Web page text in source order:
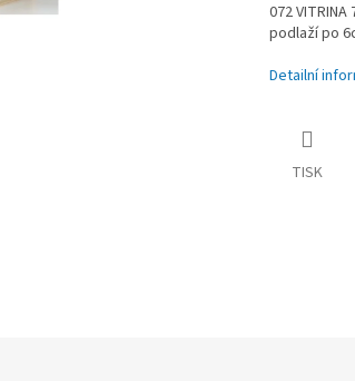
072
podlaží po
Detailní
TISK